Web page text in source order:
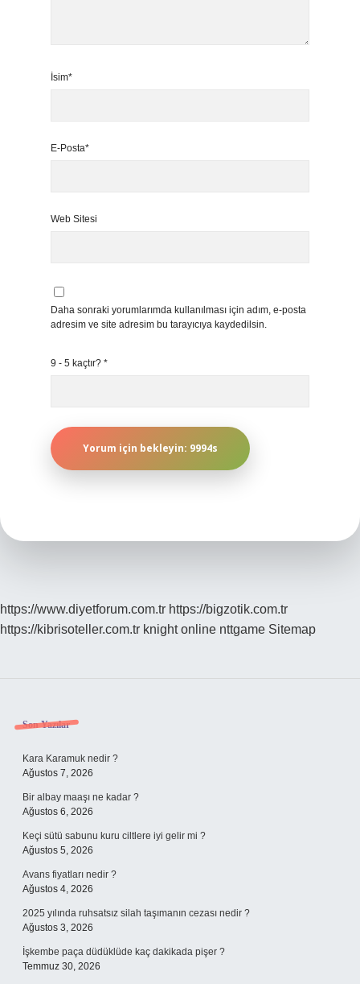
İsim*
E-Posta*
Web Sitesi
Daha sonraki yorumlarımda kullanılması için adım, e-posta
adresim ve site adresim bu tarayıcıya kaydedilsin.
9 - 5 kaçtır? *
https://www.diyetforum.com.tr https://bigzotik.com.tr
https://kibrisoteller.com.tr knight online nttgame Sitemap
Sidebar
Son Yazılar
Kara Karamuk nedir ?
Ağustos 7, 2026
Bir albay maaşı ne kadar ?
Ağustos 6, 2026
Keçi sütü sabunu kuru ciltlere iyi gelir mi ?
Ağustos 5, 2026
Avans fiyatları nedir ?
Ağustos 4, 2026
2025 yılında ruhsatsız silah taşımanın cezası nedir ?
Ağustos 3, 2026
İşkembe paça düdüklüde kaç dakikada pişer ?
Temmuz 30, 2026